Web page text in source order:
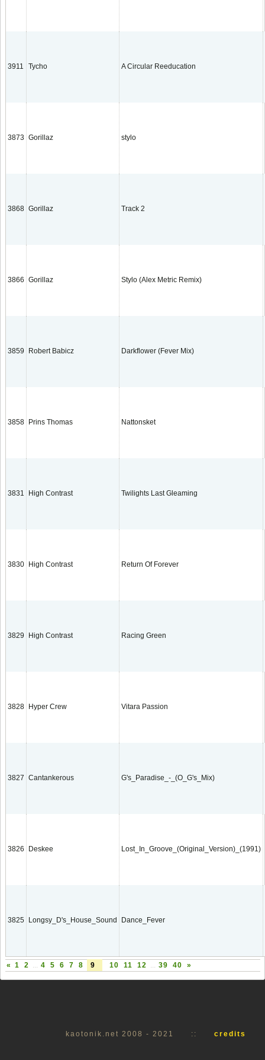
3911 Tycho A Circular Reeducation
3873 Gorillaz stylo
3868 Gorillaz Track 2
3866 Gorillaz Stylo (Alex Metric Remix)
3859 Robert Babicz Darkflower (Fever Mix)
3858 Prins Thomas Nattonsket
3831 High Contrast Twilights Last Gleaming
3830 High Contrast Return Of Forever
3829 High Contrast Racing Green
3828 Hyper Crew Vitara Passion
3827 Cantankerous G's_Paradise_-_(O_G's_Mix)
3826 Deskee Lost_In_Groove_(Original_Version)_(1991)
3825 Longsy_D's_House_Sound Dance_Fever
« 1 2 4 5 6 7 8 9 10 11 12 39 40 »
kaotonik.net 2008 - 2021 :: credits